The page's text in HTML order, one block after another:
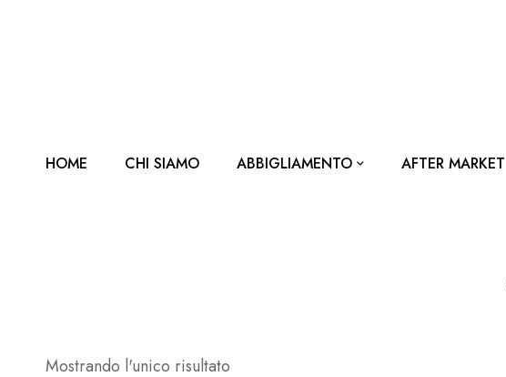
HOME CHI SIAMO ABBIGLIAMENTO AFTER MARKET
Mostrando l'unico risultato